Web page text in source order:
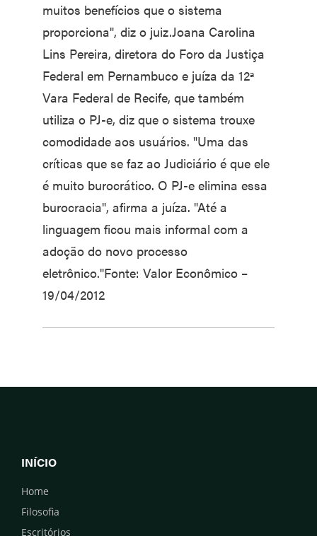
muitos benefícios que o sistema
proporciona", diz o juiz.Joana Carolina
Lins Pereira, diretora do Foro da Justiça
Federal em Pernambuco e juíza da 12ª
Vara Federal de Recife, que também
utiliza o PJ-e, diz que o sistema trouxe
comodidade aos usuários. "Uma das
críticas que se faz ao Judiciário é que ele
é muito burocrático. O PJ-e elimina essa
burocracia", afirma a juíza. "Até a
linguagem ficou mais informal com a
adoção do novo processo
eletrônico."Fonte: Valor Econômico –
19/04/2012
INÍCIO
Home
Filosofia
Escritórios